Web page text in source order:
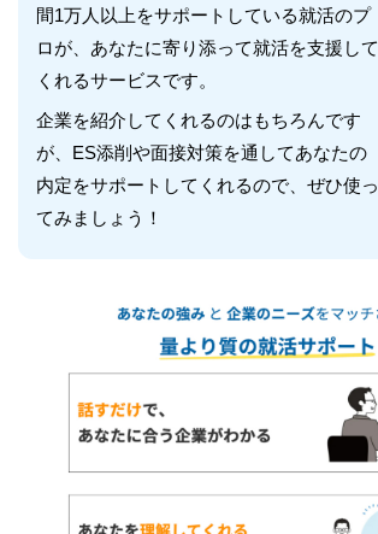
間1万人以上をサポートしている就活のプ
ロが、あなたに寄り添って就活を支援して
くれるサービスです。
企業を紹介してくれるのはもちろんです
が、ES添削や面接対策を通してあなたの
内定をサポートしてくれるので、ぜひ使っ
てみましょう！